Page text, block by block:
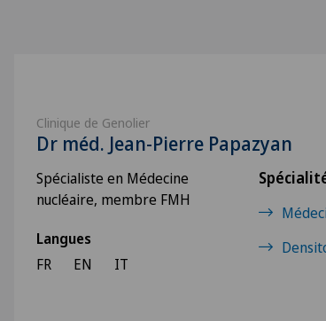
Clinique de Genolier
Dr méd. Jean-Pierre Papazyan
Spécialiste en Médecine
nucléaire, membre FMH
Langues
FR
EN IT